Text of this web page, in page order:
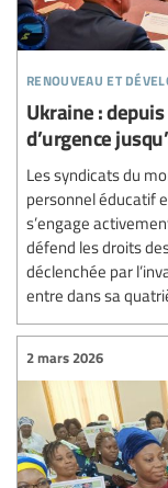
renouveau et
Ukraine :
d’urgence
Les syndicats du
personnel éducatif
s’engage
défend les droits
déclenchée par
entre dans sa
2 mars 2026